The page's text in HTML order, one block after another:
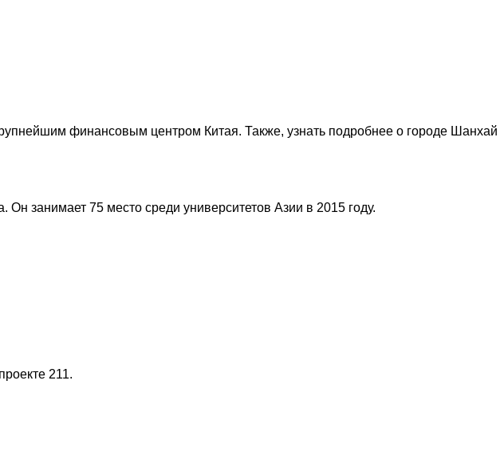
финансовым центром Китая. Также, узнать подробнее о городе Шанхай
Он занимает 75 место среди университетов Азии в 2015 году.
211.